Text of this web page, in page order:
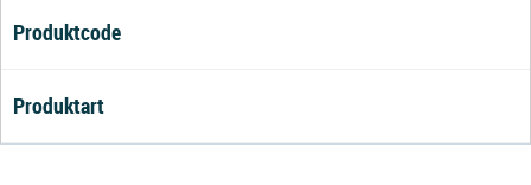
Produktcode
Produktart